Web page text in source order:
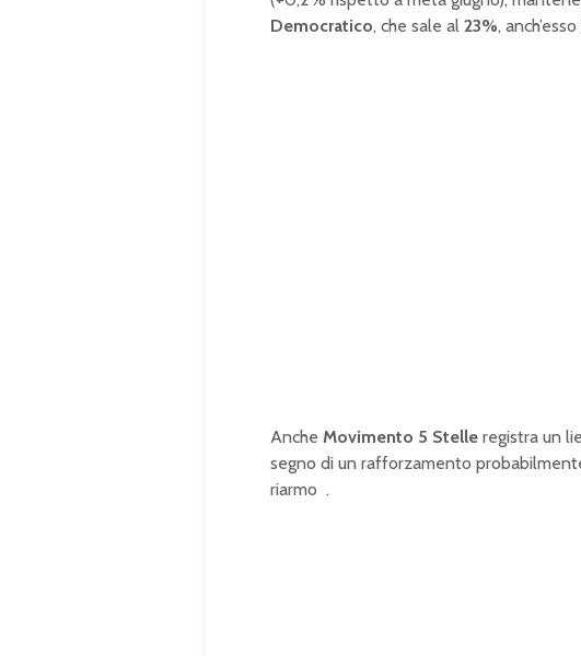
Democratico, che sale al 23%,
Anche Movimento 5 Stelle registra un
segno di un rafforzamento
riarmo .